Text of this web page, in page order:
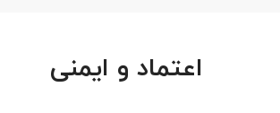
اعتماد و ایمنی